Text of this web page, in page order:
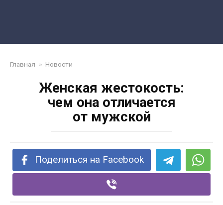
Главная » Новости
Женская жестокость:
чем она отличается
от мужской
Поделиться на Facebook